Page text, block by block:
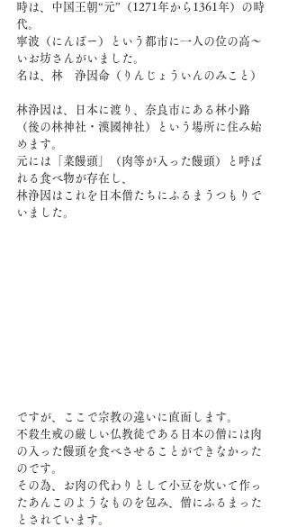
時は、中国王朝“元”（1271年から1361年）の時
代。
寧波（にんぽー）という都市に一人の位の高～
いお坊さんがいました。
名は、林　浄因命（りんじょういんのみこと）
林浄因は、日本に渡り、奈良市にある林小路
（後の林神社・漢國神社）という場所に住み始
めます。
元には「菜饅頭」（肉等が入った饅頭）と呼ば
れる食べ物が存在し、
林浄因はこれを日本僧たちにふるまうつもりで
いました。
ですが、ここで宗教の違いに直面します。
不殺生戒の厳しい仏教徒である日本の僧には肉
の入った饅頭を食べさせることができなかった
のです。
その為、お肉の代わりとして小豆を炊いて作っ
たあんこのようなものを包み、僧にふるまった
とされています。